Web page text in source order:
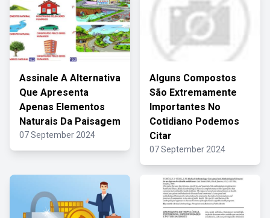
Assinale A Alternativa
Que Apresenta
Apenas Elementos
Naturais Da Paisagem
07 September 2024
Alguns Compostos
São Extremamente
Importantes No
Cotidiano Podemos
Citar
07 September 2024